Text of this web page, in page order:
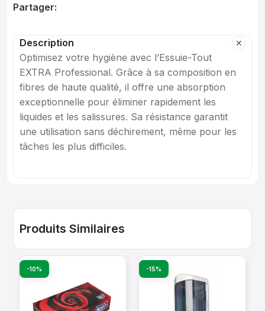
Partager:
Description
Optimisez votre hygiène avec l’Essuie-Tout
EXTRA Professional. Grâce à sa composition en
fibres de haute qualité, il offre une absorption
exceptionnelle pour éliminer rapidement les
liquides et les salissures. Sa résistance garantit
une utilisation sans déchirement, même pour les
tâches les plus difficiles.
Produits Similaires
-10% -15%